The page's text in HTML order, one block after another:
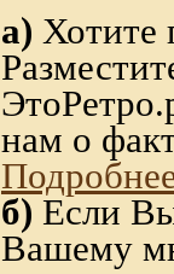
а) Хотите
нам о
б) Если
Вашему